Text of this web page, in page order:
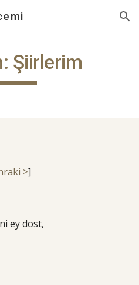
Skip to navigation
Şiirlerim
>]
ey dost,